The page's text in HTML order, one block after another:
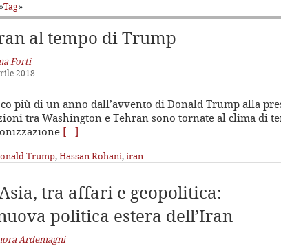
»Tag»
al tempo di Trump
Forti
2018
più di un anno dall’avvento di Donald Trump alla
tra Washington e Tehran sono tornate al clima di
[…]
Trump,Hassan Rohani,iran
tra affari e geopolitica:
politica estera dell’Iran
Ardemagni